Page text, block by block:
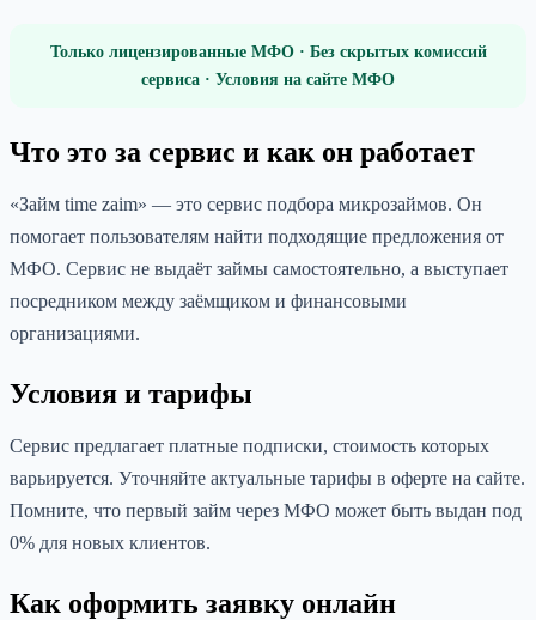
Только лицензированные МФО · Без скрытых комиссий
сервиса · Условия на сайте МФО
Что это за сервис и как он работает
«Займ time zaim» — это сервис подбора микрозаймов. Он
помогает пользователям найти подходящие предложения от
МФО. Сервис не выдаёт займы самостоятельно, а выступает
посредником между заёмщиком и финансовыми
организациями.
Условия и тарифы
Сервис предлагает платные подписки, стоимость которых
варьируется. Уточняйте актуальные тарифы в оферте на сайте.
Помните, что первый займ через МФО может быть выдан под
0% для новых клиентов.
Как оформить заявку онлайн